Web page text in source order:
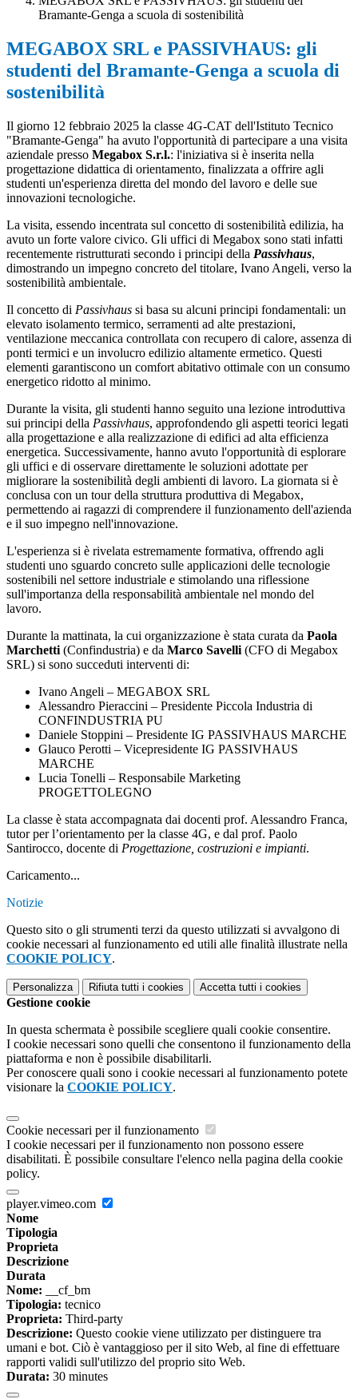
Bramante-Genga a scuola di sostenibilità
MEGABOX SRL e PASSIVHAUS: gli
studenti del Bramante-Genga a scuola di
sostenibilità
Il giorno 12 febbraio 2025 la classe 4G-CAT dell'Istituto Tecnico
"Bramante-Genga" ha avuto l'opportunità di partecipare a una visita
aziendale presso Megabox S.r.l.: l'iniziativa si è inserita nella
progettazione didattica di orientamento, finalizzata a offrire agli
studenti un'esperienza diretta del mondo del lavoro e delle sue
innovazioni tecnologiche.
La visita, essendo incentrata sul concetto di sostenibilità edilizia, ha
avuto un forte valore civico. Gli uffici di Megabox sono stati infatti
recentemente ristrutturati secondo i principi della Passivhaus,
dimostrando un impegno concreto del titolare, Ivano Angeli, verso la
sostenibilità ambientale.
Il concetto di Passivhaus si basa su alcuni principi fondamentali: un
elevato isolamento termico, serramenti ad alte prestazioni,
ventilazione meccanica controllata con recupero di calore, assenza di
ponti termici e un involucro edilizio altamente ermetico. Questi
elementi garantiscono un comfort abitativo ottimale con un consumo
energetico ridotto al minimo.
Durante la visita, gli studenti hanno seguito una lezione introduttiva
sui principi della Passivhaus, approfondendo gli aspetti teorici legati
alla progettazione e alla realizzazione di edifici ad alta efficienza
energetica. Successivamente, hanno avuto l'opportunità di esplorare
gli uffici e di osservare direttamente le soluzioni adottate per
migliorare la sostenibilità degli ambienti di lavoro. La giornata si è
conclusa con un tour della struttura produttiva di Megabox,
permettendo ai ragazzi di comprendere il funzionamento dell'azienda
e il suo impegno nell'innovazione.
L'esperienza si è rivelata estremamente formativa, offrendo agli
studenti uno sguardo concreto sulle applicazioni delle tecnologie
sostenibili nel settore industriale e stimolando una riflessione
sull'importanza della responsabilità ambientale nel mondo del
lavoro.
Durante la mattinata, la cui organizzazione è stata curata da Paola
Marchetti (Confindustria) e da Marco Savelli (CFO di Megabox
SRL) si sono succeduti interventi di:
Ivano Angeli – MEGABOX SRL
Alessandro Pieraccini – Presidente Piccola Industria di
CONFINDUSTRIA PU
Daniele Stoppini – Presidente IG PASSIVHAUS MARCHE
Glauco Perotti – Vicepresidente IG PASSIVHAUS
MARCHE
Lucia Tonelli – Responsabile Marketing
PROGETTOLEGNO
La classe è stata accompagnata dai docenti prof. Alessandro Franca,
tutor per l’orientamento per la classe 4G, e dal prof. Paolo
Santirocco, docente di Progettazione, costruzioni e impianti.
Caricamento...
Notizie
Questo sito o gli strumenti terzi da questo utilizzati si avvalgono di
cookie necessari al funzionamento ed utili alle finalità illustrate nella
COOKIE POLICY.
Personalizza Rifiuta tutti i cookies Accetta tutti i cookies
Gestione cookie
In questa schermata è possibile scegliere quali cookie consentire.
I cookie necessari sono quelli che consentono il funzionamento della
piattaforma e non è possibile disabilitarli.
Per conoscere quali sono i cookie necessari al funzionamento potete
visionare la COOKIE POLICY.
Cookie necessari per il funzionamento
I cookie necessari per il funzionamento non possono essere
disabilitati. È possibile consultare l'elenco nella pagina della cookie
policy.
player.vimeo.com
Nome
Tipologia
Proprieta
Descrizione
Durata
Nome: __cf_bm
Tipologia: tecnico
Proprieta: Third-party
Descrizione: Questo cookie viene utilizzato per distinguere tra
umani e bot. Ciò è vantaggioso per il sito Web, al fine di effettuare
rapporti validi sull'utilizzo del proprio sito Web.
Durata: 30 minutes